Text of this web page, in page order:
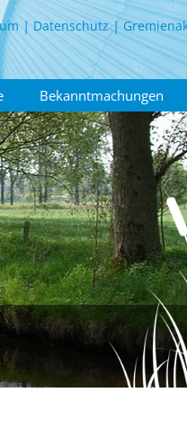
Datenschutz
Bekanntmachungen